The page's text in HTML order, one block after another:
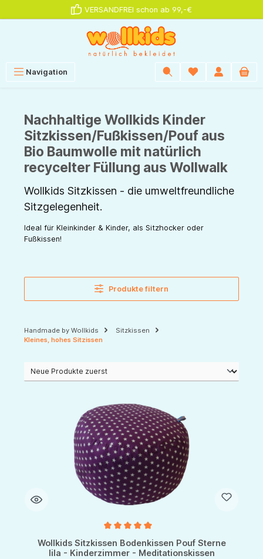
VERSANDFREI schon ab 99,-€
Navigation
Nachhaltige Wollkids Kinder
Sitzkissen/Fußkissen/Pouf aus
Bio Baumwolle mit natürlich
recycelter Füllung aus Wollwalk
Wollkids Sitzkissen - die umweltfreundliche
Sitzgelegenheit.
Ideal für Kleinkinder & Kinder, als Sitzhocker oder
Fußkissen!
Produkte filtern
Handmade by Wollkids
Sitzkissen
Kleines, hohes Sitzissen
Wollkids Sitzkissen Bodenkissen Pouf Sterne
lila - Kinderzimmer - Meditationskissen